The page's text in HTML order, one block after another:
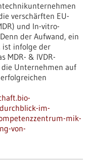
verschärften EU-
und In-vitro-
der Aufwand, ein
ist infolge der
MDR- & IVDR-
Unternehmen auf
im-
mik-
von-